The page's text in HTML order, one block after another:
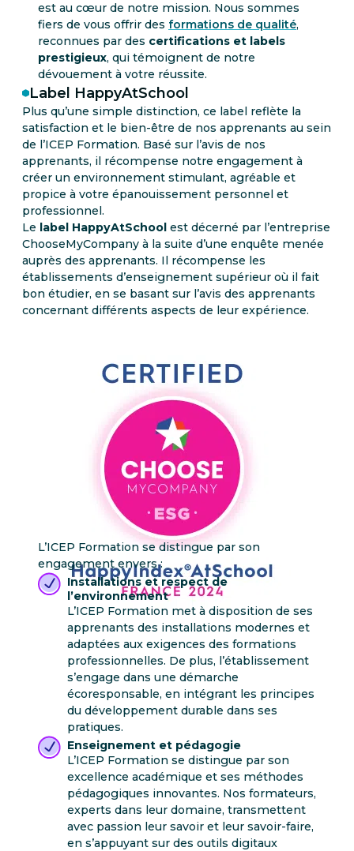
est au cœur de notre mission. Nous sommes
fiers de vous offrir des formations de qualité,
reconnues par des certifications et labels
prestigieux, qui témoignent de notre
dévouement à votre réussite.
Label HappyAtSchool
Plus qu’une simple distinction, ce label reflète la
satisfaction et le bien-être de nos apprenants au sein
de l’ICEP Formation. Basé sur l’avis de nos
apprenants, il récompense notre engagement à
créer un environnement stimulant, agréable et
propice à votre épanouissement personnel et
professionnel.
Le label HappyAtSchool est décerné par l’entreprise
ChooseMyCompany à la suite d’une enquête menée
auprès des apprenants. Il récompense les
établissements d’enseignement supérieur où il fait
bon étudier, en se basant sur l’avis des apprenants
concernant différents aspects de leur expérience.
L’ICEP Formation se distingue par son
engagement envers :
Installations et respect de
l’environnement
L’ICEP Formation met à disposition de ses
apprenants des installations modernes et
adaptées aux exigences des formations
professionnelles. De plus, l’établissement
s’engage dans une démarche
écoresponsable, en intégrant les principes
du développement durable dans ses
pratiques.
Enseignement et pédagogie
L’ICEP Formation se distingue par son
excellence académique et ses méthodes
pédagogiques innovantes. Nos formateurs,
experts dans leur domaine, transmettent
avec passion leur savoir et leur savoir-faire,
en s’appuyant sur des outils digitaux